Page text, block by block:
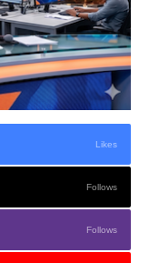
Likes
Follows
Follows